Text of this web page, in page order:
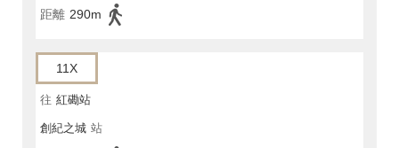
距離 290m
11X
往 紅磡站
創紀之城 站